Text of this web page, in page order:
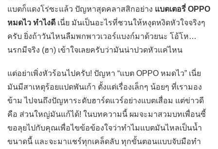
แบตก็แดงโร่ซะแล้ว ปัญหาสุดคลาสสิกอย่าง แบตเตอรี่ OPPO
หมดไว ทำไงดี เนี่ย มันเป็นอะไรที่ชวนให้หงุดหงิดหัวใจจริงๆ
ครับ ยิ่งถ้าวันไหนลืมพกพาวเวอร์แบงก์มาด้วยนะ โอ้โห…
นรกมีจริง (ฮา) เข้าใจเลยครับว่ามันน่าปวดหัวแค่ไหน
แต่อย่าเพิ่งหัวร้อนไปครับ! ปัญหา “แบต OPPO หมดไว” เนี่ย
มันมีสาเหตุร้อยแปดพันเก้า ตั้งแต่เรื่องเล็กๆ น้อยๆ ที่เรามอง
ข้าม ไปจนถึงปัญหาระดับฮาร์ดแวร์อย่างแบตเสื่อม แต่ข่าวดี
คือ ส่วนใหญ่มันแก้ได้! ในบทความนี้ ผมจะมาสวมบทเพื่อนซี้
ขอลุยไปกับคุณเพื่อไขข้อข้องใจว่าทำไมแบตมันไหลเป็นน้ำ
ขนาดนี้ และจะมาแชร์ทุกเคล็ดลับ ทุกขั้นตอนแบบจับมือทำ